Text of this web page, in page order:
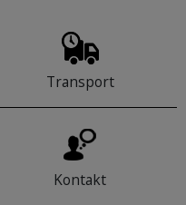
Transport
Kontakt